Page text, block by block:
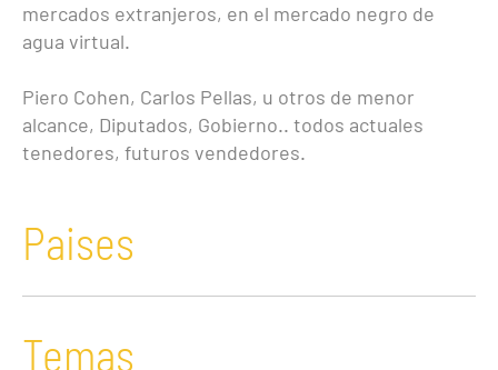
mercados extranjeros, en el mercado negro de
agua virtual.
Piero Cohen, Carlos Pellas, u otros de menor
alcance, Diputados, Gobierno.. todos actuales
tenedores, futuros vendedores.
Paises
Temas